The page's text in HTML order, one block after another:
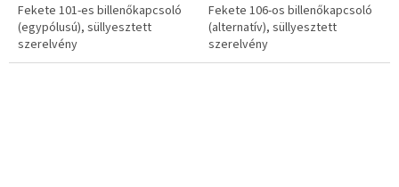
Fekete 101-es billenőkapcsoló
(egypólusú), süllyesztett
szerelvény
Fekete 106-os billenőkapcsoló
(alternatív), süllyesztett
szerelvény